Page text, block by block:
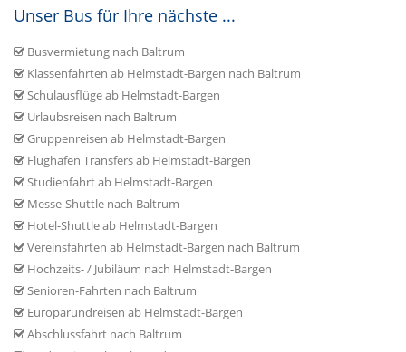
Unser Bus für Ihre nächste ...
Busvermietung nach Baltrum
Klassenfahrten ab Helmstadt-Bargen nach Baltrum
Schulausflüge ab Helmstadt-Bargen
Urlaubsreisen nach Baltrum
Gruppenreisen ab Helmstadt-Bargen
Flughafen Transfers ab Helmstadt-Bargen
Studienfahrt ab Helmstadt-Bargen
Messe-Shuttle nach Baltrum
Hotel-Shuttle ab Helmstadt-Bargen
Vereinsfahrten ab Helmstadt-Bargen nach Baltrum
Hochzeits- / Jubiläum nach Helmstadt-Bargen
Senioren-Fahrten nach Baltrum
Europarundreisen ab Helmstadt-Bargen
Abschlussfahrt nach Baltrum